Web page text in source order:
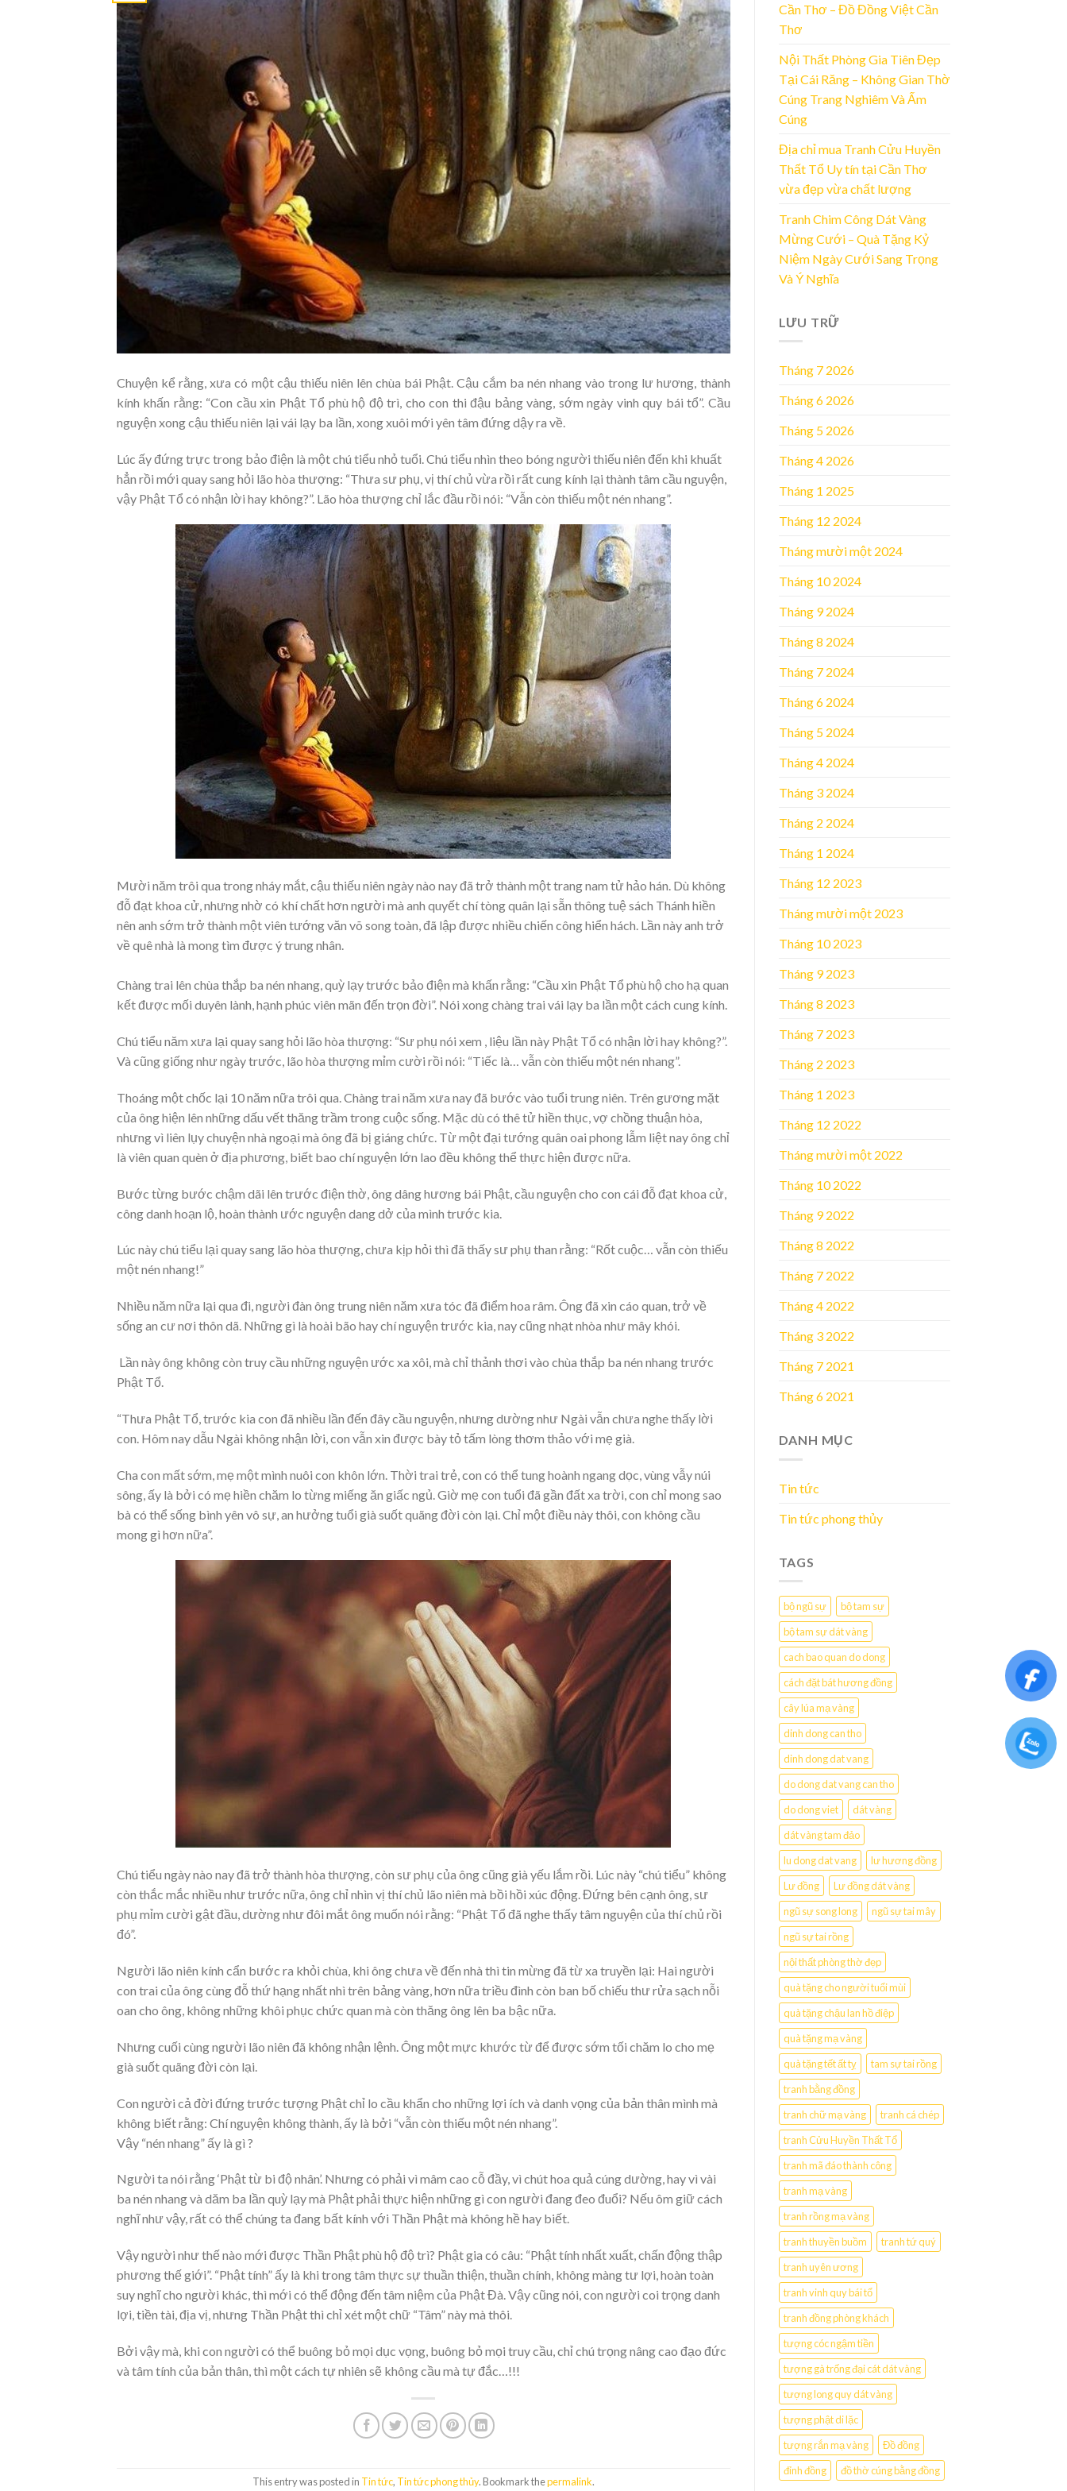
Chuyện kể rằng, xưa có một cậu thiếu niên lên chùa bái Phật. Cậu cắm ba nén nhang vào trong lư hương, thành
kính khấn rằng: “Con cầu xin Phật Tổ phù hộ độ trì, cho con thi đậu bảng vàng, sớm ngày vinh quy bái tổ”. Cầu
nguyện xong cậu thiếu niên lại vái lạy ba lần, xong xuôi mới yên tâm đứng dậy ra về.
Lúc ấy đứng trực trong bảo điện là một chú tiểu nhỏ tuổi. Chú tiểu nhìn theo bóng người thiếu niên đến khi khuất
hẳn rồi mới quay sang hỏi lão hòa thượng: “Thưa sư phụ, vị thí chủ vừa rồi rất cung kính lại thành tâm cầu nguyện,
vậy Phật Tổ có nhận lời hay không?”. Lão hòa thượng chỉ lắc đầu rồi nói: “Vẫn còn thiếu một nén nhang”.
Mười năm trôi qua trong nháy mắt, cậu thiếu niên ngày nào nay đã trở thành một trang nam tử hảo hán. Dù không
đỗ đạt khoa cử, nhưng nhờ có khí chất hơn người mà anh quyết chí tòng quân lại sẵn thông tuệ sách Thánh hiền
nên anh sớm trở thành một viên tướng văn võ song toàn, đã lập được nhiều chiến công hiển hách. Lần này anh trở
về quê nhà là mong tìm được ý trung nhân.
Chàng trai lên chùa thắp ba nén nhang, quỳ lạy trước bảo điện mà khấn rằng: “Cầu xin Phật Tổ phù hộ cho hạ quan
kết được mối duyên lành, hạnh phúc viên mãn đến trọn đời”. Nói xong chàng trai vái lạy ba lần một cách cung kính.
Chú tiểu năm xưa lại quay sang hỏi lão hòa thượng: “Sư phụ nói xem , liệu lần này Phật Tổ có nhận lời hay không?”.
Và cũng giống như ngày trước, lão hòa thượng mỉm cười rồi nói: “Tiếc là… vẫn còn thiếu một nén nhang”.
Thoáng một chốc lại 10 năm nữa trôi qua. Chàng trai năm xưa nay đã bước vào tuổi trung niên. Trên gương mặt
của ông hiện lên những dấu vết thăng trầm trong cuộc sống. Mặc dù có thê tử hiền thục, vợ chồng thuận hòa,
nhưng vì liên lụy chuyện nhà ngoại mà ông đã bị giáng chức. Từ một đại tướng quân oai phong lẫm liệt nay ông chỉ
là viên quan quèn ở địa phương, biết bao chí nguyện lớn lao đều không thể thực hiện được nữa.
Bước từng bước chậm dãi lên trước điện thờ, ông dâng hương bái Phật, cầu nguyện cho con cái đỗ đạt khoa cử,
công danh hoạn lộ, hoàn thành ước nguyện dang dở của mình trước kia.
Lúc này chú tiểu lại quay sang lão hòa thượng, chưa kịp hỏi thì đã thấy sư phụ than rằng: “Rốt cuộc… vẫn còn thiếu
một nén nhang!”
Nhiều năm nữa lại qua đi, người đàn ông trung niên năm xưa tóc đã điểm hoa râm. Ông đã xin cáo quan, trở về
sống an cư nơi thôn dã. Những gì là hoài bão hay chí nguyện trước kia, nay cũng nhạt nhòa như mây khói.
Lần này ông không còn truy cầu những nguyện ước xa xôi, mà chỉ thảnh thơi vào chùa thắp ba nén nhang trước
Phật Tổ.
“Thưa Phật Tổ, trước kia con đã nhiều lần đến đây cầu nguyện, nhưng dường như Ngài vẫn chưa nghe thấy lời
con. Hôm nay dẫu Ngài không nhận lời, con vẫn xin được bày tỏ tấm lòng thơm thảo với mẹ già.
Cha con mất sớm, mẹ một mình nuôi con khôn lớn. Thời trai trẻ, con có thể tung hoành ngang dọc, vùng vẫy núi
sông, ấy là bởi có mẹ hiền chăm lo từng miếng ăn giấc ngủ. Giờ mẹ con tuổi đã gần đất xa trời, con chỉ mong sao
bà có thể sống bình yên vô sự, an hưởng tuổi già suốt quãng đời còn lại. Chỉ một điều này thôi, con không cầu
mong gì hơn nữa”.
Chú tiểu ngày nào nay đã trở thành hòa thượng, còn sư phụ của ông cũng già yếu lắm rồi. Lúc này “chú tiểu” không
còn thắc mắc nhiều như trước nữa, ông chỉ nhìn vị thí chủ lão niên mà bồi hồi xúc động. Đứng bên cạnh ông, sư
phụ mỉm cười gật đầu, dường như đôi mắt ông muốn nói rằng: “Phật Tổ đã nghe thấy tâm nguyện của thí chủ rồi
đó”.
Người lão niên kính cẩn bước ra khỏi chùa, khi ông chưa về đến nhà thì tin mừng đã từ xa truyền lại: Hai người
con trai của ông cùng đỗ thứ hạng nhất nhì trên bảng vàng, hơn nữa triều đình còn ban bố chiếu thư rửa sạch nỗi
oan cho ông, không những khôi phục chức quan mà còn thăng ông lên ba bậc nữa.
Nhưng cuối cùng người lão niên đã không nhận lệnh. Ông một mực khước từ để được sớm tối chăm lo cho mẹ
già suốt quãng đời còn lại.
Con người cả đời đứng trước tượng Phật chỉ lo cầu khẩn cho những lợi ích và danh vọng của bản thân mình mà
không biết rằng: Chí nguyện không thành, ấy là bởi “vẫn còn thiếu một nén nhang”.
Vậy “nén nhang” ấy là gì ?
Người ta nói rằng ‘Phật từ bi độ nhân’. Nhưng có phải vì mâm cao cỗ đầy, vì chút hoa quả cúng dường, hay vì vài
ba nén nhang và dăm ba lần quỳ lạy mà Phật phải thực hiện những gì con người đang đeo đuổi? Nếu ôm giữ cách
nghĩ như vậy, rất có thể chúng ta đang bất kính với Thần Phật mà không hề hay biết.
Vậy người như thế nào mới được Thần Phật phù hộ độ trì? Phật gia có câu: “Phật tính nhất xuất, chấn động thập
phương thế giới”. “Phật tính” ấy là khi trong tâm thực sự thuần thiện, thuần chính, không màng tư lợi, hoàn toàn
suy nghĩ cho người khác, thì mới có thể động đến tâm niệm của Phật Đà. Vậy cũng nói, con người coi trọng danh
lợi, tiền tài, địa vị, nhưng Thần Phật thì chỉ xét một chữ “Tâm” này mà thôi.
Bởi vậy mà, khi con người có thể buông bỏ mọi dục vọng, buông bỏ mọi truy cầu, chỉ chú trọng nâng cao đạo đức
và tâm tính của bản thân, thì một cách tự nhiên sẽ không cầu mà tự đắc…!!!
This entry was posted in Tin tức, Tin tức phong thủy. Bookmark thepermalink.
Cần Thơ – Đồ Đồng Việt Cần
Thơ
Nội Thất Phòng Gia Tiên Đẹp
Tại Cái Răng – Không Gian Thờ
Cúng Trang Nghiêm Và Ấm
Cúng
Địa chỉ mua Tranh Cửu Huyền
Thất Tổ Uy tín tại Cần Thơ
vừa đẹp vừa chất lượng
Tranh Chim Công Dát Vàng
Mừng Cưới – Quà Tặng Kỷ
Niệm Ngày Cưới Sang Trọng
Và Ý Nghĩa
LƯU TRỮ
Tháng 7 2026
Tháng 6 2026
Tháng 5 2026
Tháng 4 2026
Tháng 1 2025
Tháng 12 2024
Tháng mười một 2024
Tháng 10 2024
Tháng 9 2024
Tháng 8 2024
Tháng 7 2024
Tháng 6 2024
Tháng 5 2024
Tháng 4 2024
Tháng 3 2024
Tháng 2 2024
Tháng 1 2024
Tháng 12 2023
Tháng mười một 2023
Tháng 10 2023
Tháng 9 2023
Tháng 8 2023
Tháng 7 2023
Tháng 2 2023
Tháng 1 2023
Tháng 12 2022
Tháng mười một 2022
Tháng 10 2022
Tháng 9 2022
Tháng 8 2022
Tháng 7 2022
Tháng 4 2022
Tháng 3 2022
Tháng 7 2021
Tháng 6 2021
DANH MỤC
Tin tức
Tin tức phong thủy
TAGS
bộ ngũ sự
bộ tam sự
bộ tam sự dát vàng
cach bao quan do dong
cách đặt bát hương đồng
cây lúa mạ vàng
dinh dong can tho
dinh dong dat vang
do dong dat vang can tho
do dong viet
dát vàng
dát vàng tam đảo
lu dong dat vang
lư hương đồng
Lư đồng
Lư đồng dát vàng
ngũ sự song long
ngũ sự tai mây
ngũ sự tai rồng
nội thất phòng thờ đẹp
quà tặng cho người tuổi mùi
quà tặng chậu lan hồ điệp
quà tặng mạ vàng
quà tặng tết ất tỵ
tam sự tai rồng
tranh bằng đồng
tranh chữ mạ vàng
tranh cá chép
tranh Cửu Huyền Thất Tổ
tranh mã đáo thành công
tranh mạ vàng
tranh rồng mạ vàng
tranh thuyền buồm
tranh tứ quý
tranh uyên ương
tranh vinh quy bái tổ
tranh đồng phòng khách
tượng cóc ngậm tiền
tượng gà trống đại cát dát vàng
tượng long quy dát vàng
tượng phật di lặc
tượng rắn mạ vàng
Đồ đồng
đỉnh đồng
đồ thờ cúng bằng đồng